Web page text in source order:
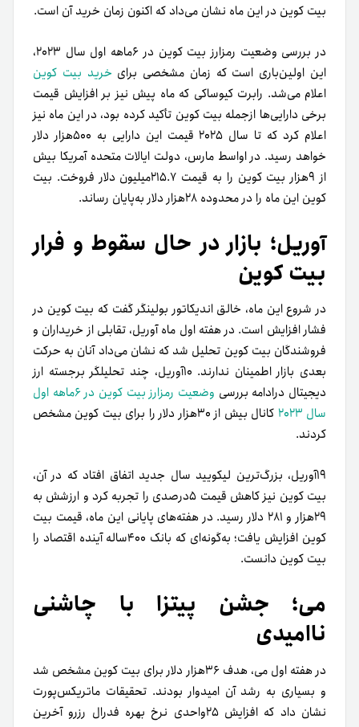
بیت کوین در این ماه نشان می‌­داد که اکنون زمان خرید آن است.
در بررسی وضعیت رمزارز بیت کوین در ۶ماهه اول سال ۲۰۲۳،
این اولین‌باری است که زمان مشخصی برای خرید بیت کوین
اعلام می­‌شد. رابرت کیوساکی که ماه پیش نیز بر افزایش قیمت
برخی دارایی­‌ها از‌جمله بیت کوین تأکید کرده بود، در این ماه نیز
اعلام کرد که تا سال ۲۰۲۵ قیمت این دارایی به ۵۰۰هزار دلار
خواهد رسید. در اواسط مارس، دولت ایالات متحده آمریکا بیش
از ۹هزار بیت کوین را به قیمت ۲۱۵.۷میلیون دلار فروخت. بیت
کوین این ماه را در محدوده ۲۸هزار دلار به‌پایان رساند.
آوریل؛ بازار در حال سقوط و فرار
بیت کوین
در شروع این ماه، خالق اندیکاتور بولینگر گفت که بیت کوین در
فشار افزایش است. در هفته اول ماه آوریل، تقابلی از خریداران و
فروشندگان بیت کوین تحلیل شد که نشان می‌­داد آنان به حرکت
بعدی بازار اطمینان ندارند. ۱۰آوریل، چند تحلیل­گر برجسته ارز
دیجیتال در‌ادامه بررسی
وضعیت رمزارز بیت کوین در ۶ماهه اول
سال ۲۰۲۳
کانال بیش از ۳۰هزار دلار را برای بیت کوین مشخص
کردند.
۱۹آوریل، بزرگ­‌ترین لیکویید سال جدید اتفاق افتاد که در آن،
بیت کوین نیز کاهش قیمت ۵درصدی را تجربه کرد و ارزشش به
۲۹هزار و ۲۸۱ دلار رسید. در هفته­‌های پایانی این ماه، قیمت بیت
کوین افزایش یافت؛ به‌گونه‌ای که بانک ۴۰۰ساله آینده اقتصاد را
بیت کوین دانست.
می؛ جشن پیتزا با چاشنی
ناامیدی
در هفته اول می، هدف ۳۶هزار دلار برای بیت کوین مشخص شد
و بسیاری به رشد آن امیدوار بودند. تحقیقات ماتریکس‌پورت
نشان داد که افزایش ۲۵واحدی نرخ بهره فدرال رزرو آخرین